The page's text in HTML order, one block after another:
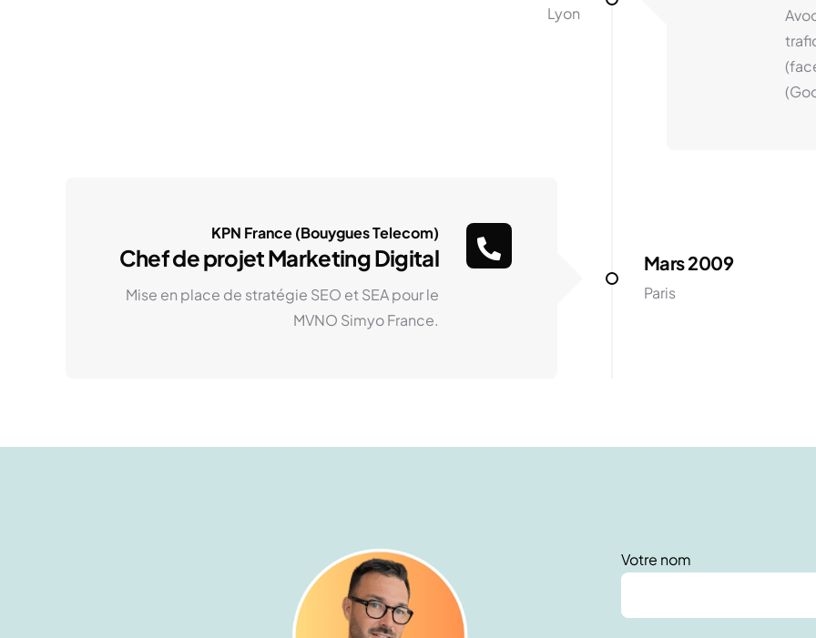
Lyon
KPN France (Bouygues Telecom)
Chef de projet Marketing Digital
Mise en place de stratégie SEO et SEA pour le
MVNO Simyo France.
Mars 2009
Paris
Votre nom